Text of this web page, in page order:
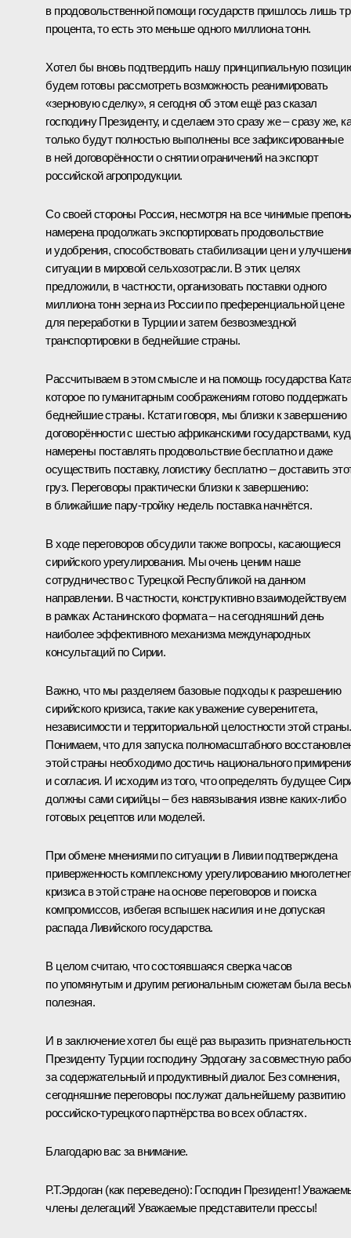
в продовольственной помощи государств пришлось лишь
процента, то есть это меньше одного миллиона тонн.
Хотел бы вновь подтвердить нашу принципиальную
будем готовы рассмотреть возможность реанимировать
«зерновую сделку», я сегодня об этом ещё раз сказал
господину Президенту, и сделаем это сразу же – сразу же,
только будут полностью выполнены все зафиксированные
в ней договорённости о снятии ограничений на экспорт
российской агропродукции.
Со своей стороны Россия, несмотря на все чинимые
намерена продолжать экспортировать продовольствие
и удобрения, способствовать стабилизации цен и
ситуации в мировой сельхозотрасли. В этих целях
предложили, в частности, организовать поставки одного
миллиона тонн зерна из России по преференциальной цене
для переработки в Турции и затем безвозмездной
транспортировки в беднейшие страны.
Рассчитываем в этом смысле и на помощь государства
которое по гуманитарным соображениям готово поддержать
беднейшие страны. Кстати говоря, мы близки к завершению
договорённости с шестью африканскими государствами,
намерены поставлять продовольствие бесплатно и даже
осуществить поставку, логистику бесплатно – доставить
груз. Переговоры практически близки к завершению:
в ближайшие пару-тройку недель поставка начнётся.
В ходе переговоров обсудили также вопросы, касающиеся
сирийского урегулирования. Мы очень ценим наше
сотрудничество с Турецкой Республикой на данном
направлении. В частности, конструктивно взаимодействуем
в рамках Астанинского формата – на сегодняшний день
наиболее эффективного механизма международных
консультаций по Сирии.
Важно, что мы разделяем базовые подходы к разрешению
сирийского кризиса, такие как уважение суверенитета,
независимости и территориальной целостности этой страны.
Понимаем, что для запуска полномасштабного
этой страны необходимо достичь национального
и согласия. И исходим из того, что определять будущее
должны сами сирийцы – без навязывания извне каких-либо
готовых рецептов или моделей.
При обмене мнениями по ситуации в Ливии подтверждена
приверженность комплексному урегулированию
кризиса в этой стране на основе переговоров и поиска
компромиссов, избегая вспышек насилия и не допуская
распада Ливийского государства.
В целом считаю, что состоявшаяся сверка часов
по упомянутым и другим региональным сюжетам была
полезная.
И в заключение хотел бы ещё раз выразить
Президенту Турции господину Эрдогану за совместную
за содержательный и продуктивный диалог. Без сомнения,
сегодняшние переговоры послужат дальнейшему развитию
российско-турецкого партнёрства во всех областях.
Благодарю вас за внимание.
Р.Т.Эрдоган (как переведено): Господин Президент!
члены делегаций! Уважаемые представители прессы!